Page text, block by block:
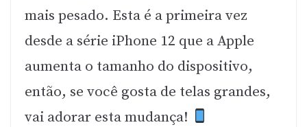
mais pesado. Esta é a primeira vez
desde a série iPhone 12 que a Apple
aumenta o tamanho do dispositivo,
então, se você gosta de telas grandes,
vai adorar esta mudança!